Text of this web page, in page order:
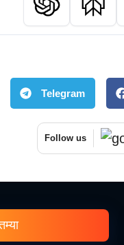
Telegram
Follow us